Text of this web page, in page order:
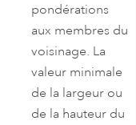
pondérations
aux membres du
voisinage. La
valeur minimale
de la largeur ou
de la hauteur du